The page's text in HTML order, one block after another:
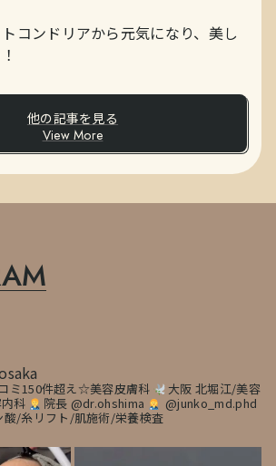
コンドリアから元気になり、美し
他の記事を見る
View More
ミ150件超え☆美容皮膚科
大阪 北堀江/美容
科
院長 @dr.ohshima
@junko_md.phd
酸/糸リフト/肌施術/栄養検査